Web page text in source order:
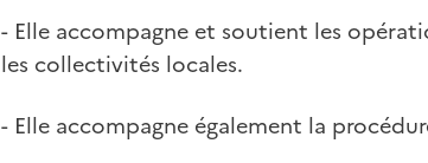
- Elle accompagne et soutient les
les collectivités locales.
- Elle accompagne également la